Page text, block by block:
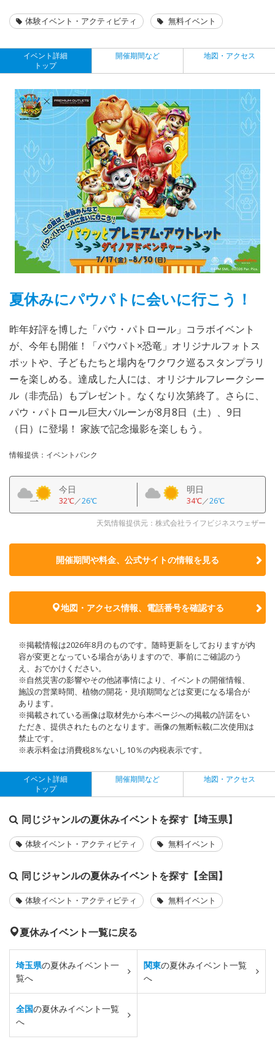
体験イベント・アクティビティ 無料イベント
イベント詳細
トップ
開催期間など 地図・アクセス
夏休みにパウパトに会いに行こう！
昨年好評を博した「パウ・パトロール」コラボイベント
が、今年も開催！「パウパト×恐竜」オリジナルフォトス
ポットや、子どもたちと場内をワクワク巡るスタンプラリ
ーを楽しめる。達成した人には、オリジナルフレークシー
ル（非売品）もプレゼント。なくなり次第終了。さらに、
パウ・パトロール巨大バルーンが8月8日（土）、9日
（日）に登場！ 家族で記念撮影を楽しもう。
情報提供：イベントバンク
今日
32℃／26℃
明日
34℃／26℃
天気情報提供元：株式会社ライフビジネスウェザー
開催期間や料金、公式サイトの情報を見る
地図・アクセス情報、電話番号を確認する
※掲載情報は2026年8月のものです。随時更新をしておりますが内
容が変更となっている場合がありますので、事前にご確認のう
え、おでかけください。
※自然災害の影響やその他諸事情により、イベントの開催情報、
施設の営業時間、植物の開花・見頃期間などは変更になる場合が
あります。
※掲載されている画像は取材先から本ページへの掲載の許諾をい
ただき、提供されたものとなります。画像の無断転載(二次使用)は
禁止です。
※表示料金は消費税8％ないし10％の内税表示です。
イベント詳細
トップ
開催期間など 地図・アクセス
同じジャンルの夏休みイベントを探す【埼玉県】
体験イベント・アクティビティ 無料イベント
同じジャンルの夏休みイベントを探す【全国】
体験イベント・アクティビティ 無料イベント
夏休みイベント一覧に戻る
埼玉県の夏休みイベント一
覧へ
関東の夏休みイベント一覧
へ
全国の夏休みイベント一覧
へ